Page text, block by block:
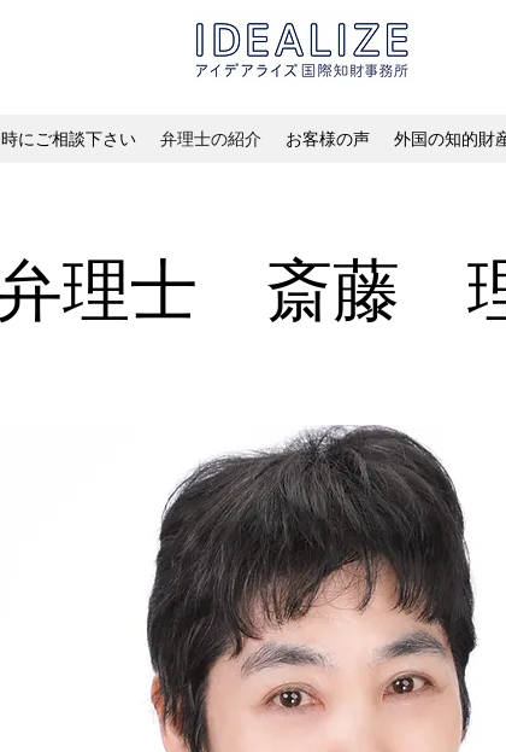
にご相談下さい 弁理士の紹介 お客様の声 外国の知的財
理士 斎藤